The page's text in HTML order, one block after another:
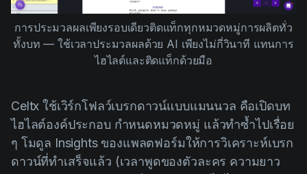
การประมวลผลเพียงรอบเดียวติดแท็กทุกหมวดหมู่การผลิตทั่ว
ทั้งบท — ใช้เวลาประมวลผลด้วย AI เพียงไม่กี่วินาที แทนการ
ไฮไลต์และติดแท็กด้วยมือ
Celtx ใช้เวิร์กโฟลว์เบรกดาวน์แบบแมนนวล คือเปิดบท
ไฮไลต์องค์ประกอบ กำหนดหมวดหมู่ แล้วทำซ้ำไปเรื่อย
ๆ โมดูล Insights ของแพลตฟอร์มให้การวิเคราะห์เบรก
ดาวน์ที่ทำเสร็จแล้ว (เวลาพูดของตัวละคร ความยาว